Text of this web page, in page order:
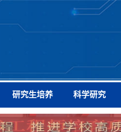
研究生培养 科学研究